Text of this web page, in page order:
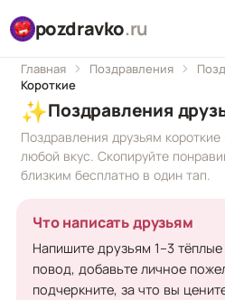
pozdravko.ru
Главная Поздравления
Короткие
✨Поздравления
Поздравления друзьям
любой вкус. Скопируйте
близким бесплатно в один тап.
Что написать друзьям
Напишите друзьям 1–3
повод, добавьте личное
подчеркните, за что вы